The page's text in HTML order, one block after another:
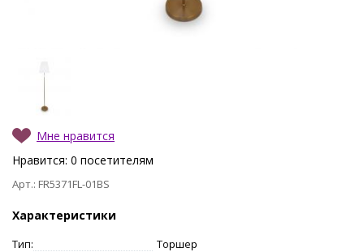
Мне нравится
Нравится: 0 посетителям
Арт.: FR5371FL-01BS
Характеристики
Тип:
Торшер